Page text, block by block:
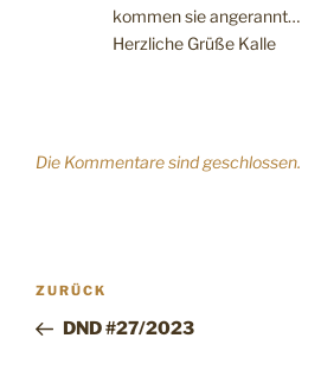
kommen sie angerannt…
Herzliche Grüße Kalle
Die Kommentare sind geschlossen.
Beitragsnavigation
Vorheriger
Beitrag
ZURÜCK
DND #27/2023